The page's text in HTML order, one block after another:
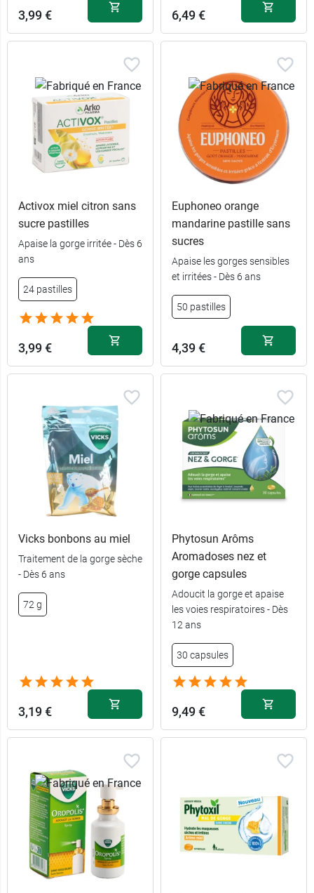
3,99 € 6,49 €
Activox miel citron sans
sucre pastilles
Apaise la gorge irritée - Dès 6
ans
24 pastilles
3,99 €
Euphoneo orange
mandarine pastille sans
sucres
Apaise les gorges sensibles
et irritées - Dès 6 ans
50 pastilles
4,39 €
Vicks bonbons au miel
Traitement de la gorge sèche
- Dès 6 ans
72 g
3,19 €
Phytosun Arôms
Aromadoses nez et
gorge capsules
Adoucit la gorge et apaise
les voies respiratoires - Dès
12 ans
30 capsules
9,49 €